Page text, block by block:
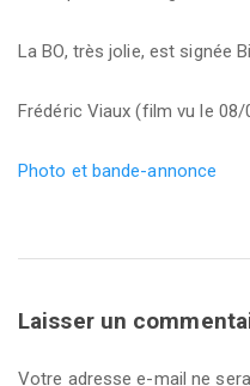
La BO, très jolie, est signée
Frédéric Viaux (film vu le 08/
Photo et bande-annonce
Laisser un
Votre adresse e-mail ne